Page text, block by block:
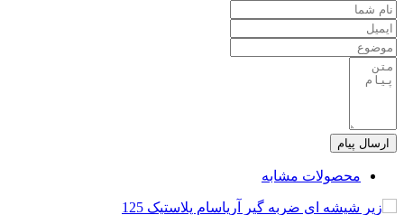
ارسال پیام
محصولات مشابه